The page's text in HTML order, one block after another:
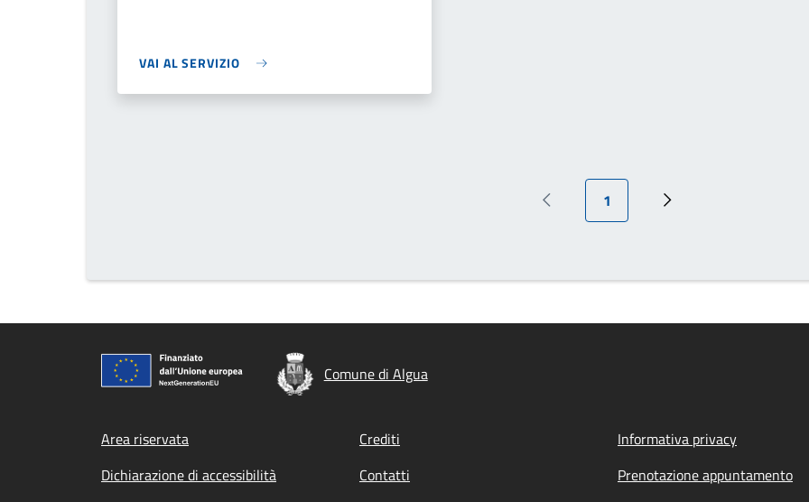
VAI AL SERVIZIO
Pagina precedente
Pagina attuale
1
Pagina successiva
Comune di Algua
Footer menu
Area riservata Crediti Informativa privacy
Dichiarazione di accessibilità
Contatti Prenotazione appuntamento